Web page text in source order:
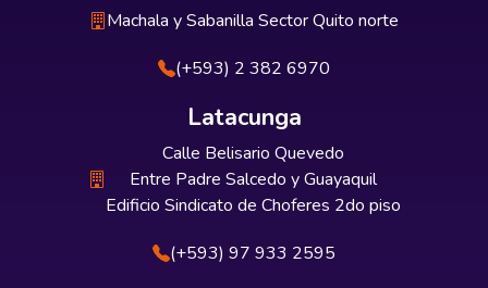
Machala y Sabanilla Sector Quito norte
(+593) 2 382 6970
Latacunga
Calle Belisario Quevedo
Entre Padre Salcedo y Guayaquil
Edificio Sindicato de Choferes 2do piso
(+593) 97 933 2595